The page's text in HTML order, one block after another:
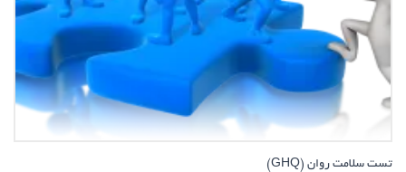
تست سلامت روان (GHQ)